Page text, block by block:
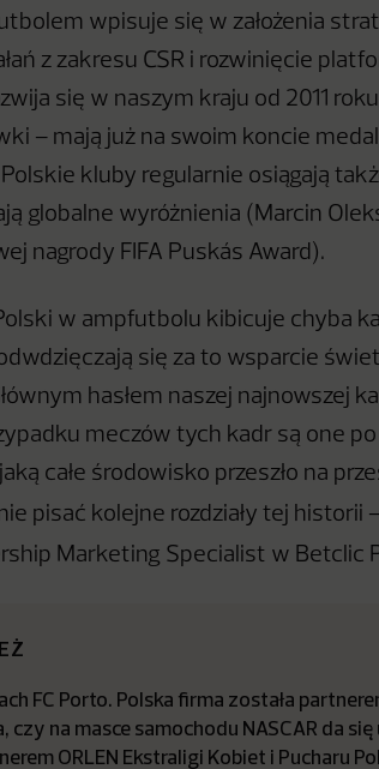
wpisuje się w założenia
z zakresu CSR i rozwinięcie
się w naszym kraju od 2011
– mają już na swoim koncie
kluby regularnie osiągają
globalne wyróżnienia (Marcin
nagrody FIFA Puskás Award).
w ampfutbolu kibicuje chyba
się za to wsparcie
hasłem naszej najnowszej
meczów tych kadr są one
całe środowisko przeszło na
pisać kolejne rozdziały tej historii
Marketing Specialist w Betclic
FC Porto. Polska firma została
czy na masce samochodu NASCAR da
ORLEN Ekstraligi Kobiet i Pucharu